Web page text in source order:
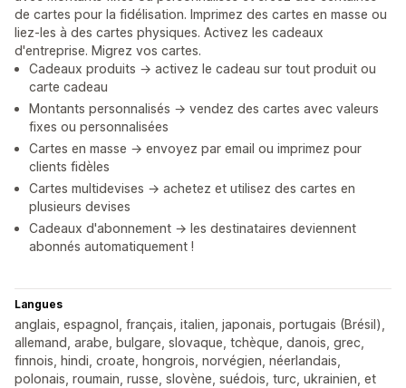
de cartes pour la fidélisation. Imprimez des cartes en masse ou
liez-les à des cartes physiques. Activez les cadeaux
d'entreprise. Migrez vos cartes.
Cadeaux produits → activez le cadeau sur tout produit ou
carte cadeau
Montants personnalisés → vendez des cartes avec valeurs
fixes ou personnalisées
Cartes en masse → envoyez par email ou imprimez pour
clients fidèles
Cartes multidevises → achetez et utilisez des cartes en
plusieurs devises
Cadeaux d'abonnement → les destinataires deviennent
abonnés automatiquement !
Langues
anglais, espagnol, français, italien, japonais, portugais (Brésil),
allemand, arabe, bulgare, slovaque, tchèque, danois, grec,
finnois, hindi, croate, hongrois, norvégien, néerlandais,
polonais, roumain, russe, slovène, suédois, turc, ukrainien, et